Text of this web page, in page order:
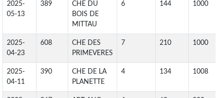
2025-
05-13
389
CHE DU
BOIS DE
MITTAU
6 144 1000
2025-
04-23
608
CHE DES
PRIMEVERES
7 210 1000
2025-
04-11
390
CHE DE LA
PLANETTE
4 134 1008